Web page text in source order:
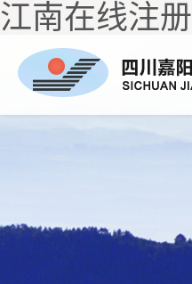
江南在线注册
公司简介
江南在线注册
企业理念
党群工作
人才理念